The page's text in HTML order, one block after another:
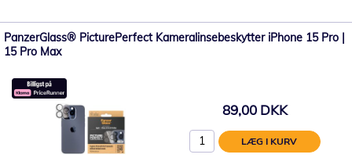
PanzerGlass® PicturePerfect Kameralinsebeskytter iPhone 15 Pro |
15 Pro Max
89,00 DKK
LÆG I KURV